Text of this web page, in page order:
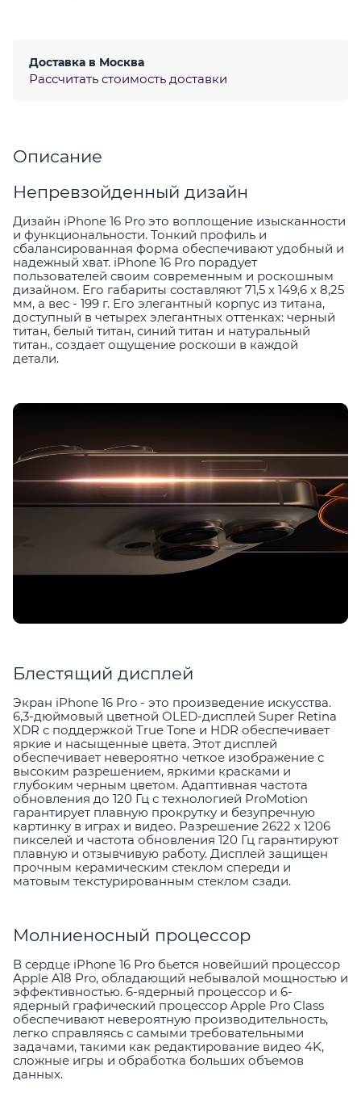
Доставка в Москва
Рассчитать стоимость доставки
Описание
Непревзойденный дизайн
Дизайн iPhone 16 Pro это воплощение изысканности
и функциональности. Тонкий профиль и
сбалансированная форма обеспечивают удобный и
надежный хват. iPhone 16 Pro порадует
пользователей своим современным и роскошным
дизайном. Его габариты составляют 71,5 x 149,6 x 8,25
мм, а вес - 199 г. Его элегантный корпус из титана,
доступный в четырех элегантных оттенках: черный
титан, белый титан, синий титан и натуральный
титан., создает ощущение роскоши в каждой
детали.
Блестящий дисплей
Экран iPhone 16 Pro - это произведение искусства.
6,3-дюймовый цветной OLED-дисплей Super Retina
XDR с поддержкой True Tone и HDR обеспечивает
яркие и насыщенные цвета. Этот дисплей
обеспечивает невероятно четкое изображение с
высоким разрешением, яркими красками и
глубоким черным цветом. Адаптивная частота
обновления до 120 Гц с технологией ProMotion
гарантирует плавную прокрутку и безупречную
картинку в играх и видео. Разрешение 2622 x 1206
пикселей и частота обновления 120 Гц гарантируют
плавную и отзывчивую работу. Дисплей защищен
прочным керамическим стеклом спереди и
матовым текстурированным стеклом сзади.
Молниеносный процессор
В сердце iPhone 16 Pro бьется новейший процессор
Apple A18 Pro, обладающий небывалой мощностью и
эффективностью. 6-ядерный процессор и 6-
ядерный графический процессор Apple Pro Class
обеспечивают невероятную производительность,
легко справляясь с самыми требовательными
задачами, такими как редактирование видео 4K,
сложные игры и обработка больших объемов
данных.